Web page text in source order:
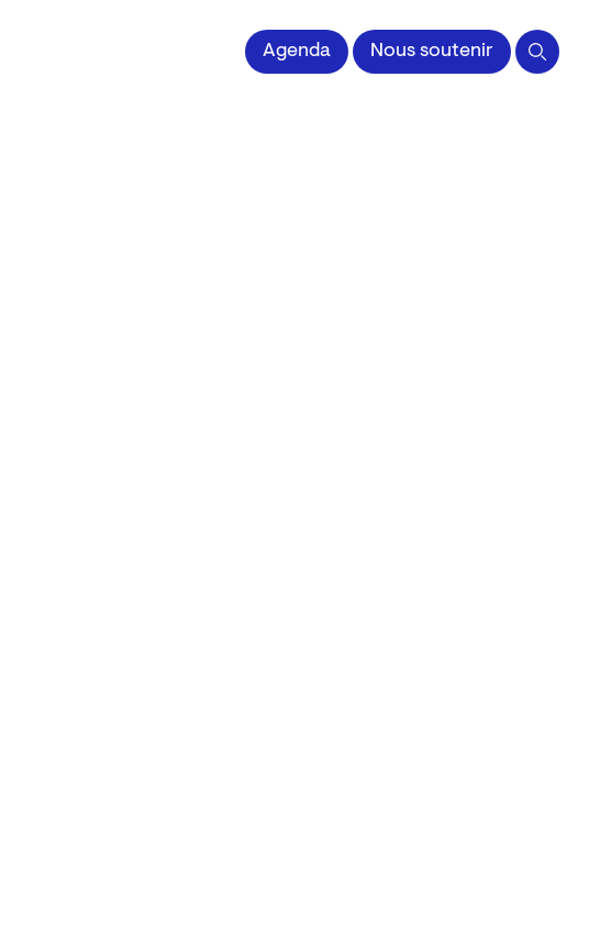
et de l'Image impriméeAgenda Nous soutenir